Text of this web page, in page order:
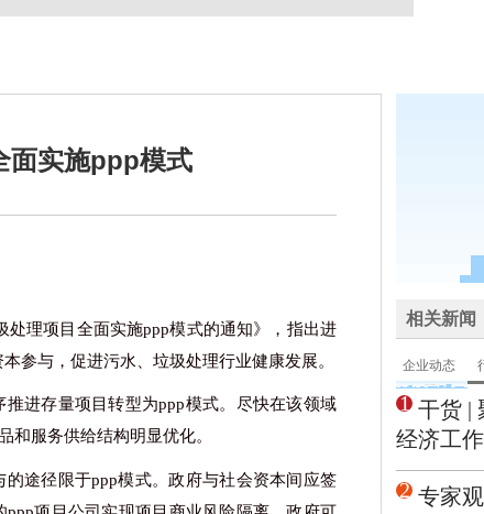
面实施ppp模式
处理项目全面实施ppp模式的通知》，指出进
参与，促进污水、垃圾处理行业健康发展。
推进存量项目转型为ppp模式。尽快在该领域
和服务供给结构明显优化。
途径限于ppp模式。政府与社会资本间应签
相关新闻
企业动态
1 干货 |
经济工
2 专家